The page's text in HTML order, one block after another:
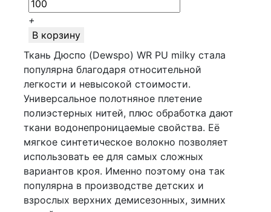
+
В корзину
Ткань Дюспо (Dewspo) WR PU milky стала
популярна благодаря относительной
легкости и невысокой стоимости.
Универсальное полотняное плетение
полиэстерных нитей, плюс обработка дают
ткани водонепроницаемые свойства. Её
мягкое синтетическое волокно позволяет
использовать ее для самых сложных
вариантов кроя. Именно поэтому она так
популярна в производстве детских и
взрослых верхних демисезонных, зимних